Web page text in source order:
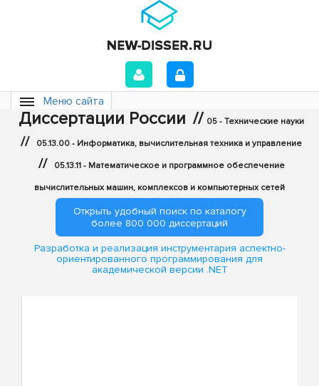
Меню сайта
Диссертации России // 05 - Технические науки
// 05.13.00 - Информатика, вычислительная техника и управление
// 05.13.11 - Математическое и программное обеспечение
вычислительных машин, комплексов и компьютерных сетей
Открыть удобный поиск по каталогу
более 800 000 диссертаций
Разработка и реализация инструментария аспектно-
ориентированного программирования для
академической версии .NET